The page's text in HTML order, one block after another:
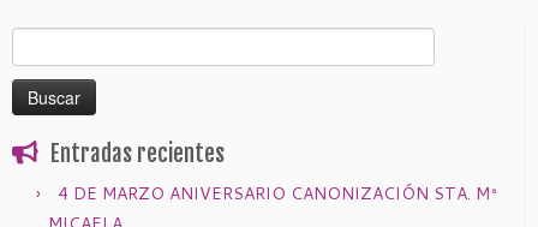
Entradas recientes
4 DE MARZO ANIVERSARIO CANONIZACIÓN STA. Mª